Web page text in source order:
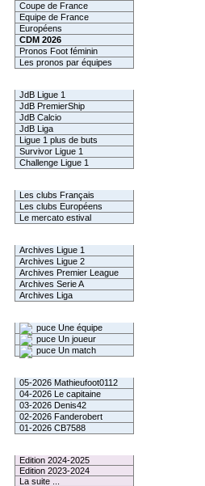
Coupe de France
Equipe de France
Européens
CDM 2026
Pronos Foot féminin
Les pronos par équipes
JdB Ligue 1
JdB PremierShip
JdB Calcio
JdB Liga
Ligue 1 plus de buts
Survivor Ligue 1
Challenge Ligue 1
Les clubs Français
Les clubs Européens
Le mercato estival
Archives Ligue 1
Archives Ligue 2
Archives Premier League
Archives Serie A
Archives Liga
Une équipe
Un joueur
Un match
05-2026 Mathieufoot0112
04-2026 Le capitaine
03-2026 Denis42
02-2026 Fanderobert
01-2026 CB7588
Edition 2024-2025
Edition 2023-2024
La suite ...